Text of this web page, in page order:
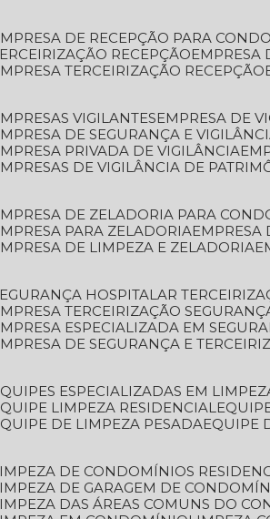
EMPRESA DE RECEPÇÃO PARA
TERCEIRIZAÇÃO RECEPÇÃO
EMPRESA TERCEIRIZAÇÃO RECEPÇÃO
EMPRESAS VIGILANTES
EMPRESA DE
EMPRESA DE SEGURANÇA E
EMPRESA PRIVADA DE VIGILÂNCIA
EMPRESAS DE VIGILÂNCIA DE
EMPRESA DE ZELADORIA PARA
EMPRESA PARA ZELADORIA
EMPRESA DE LIMPEZA E ZELADORIA
SEGURANÇA HOSPITALAR
EMPRESA TERCEIRIZAÇÃO
EMPRESA ESPECIALIZADA EM
EMPRESA DE SEGURANÇA E
EQUIPES ESPECIALIZADAS EM
EQUIPE LIMPEZA RESIDENCIAL
EQUIPE DE LIMPEZA PESADA
LIMPEZA DE CONDOMÍNIOS
LIMPEZA DE GARAGEM DE
LIMPEZA DAS ÁREAS COMUNS DO